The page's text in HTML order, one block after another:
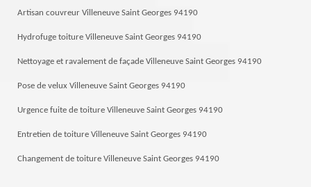
Artisan couvreur Villeneuve Saint Georges 94190
Hydrofuge toiture Villeneuve Saint Georges 94190
Nettoyage et ravalement de façade Villeneuve Saint Georges 94190
Pose de velux Villeneuve Saint Georges 94190
Urgence fuite de toiture Villeneuve Saint Georges 94190
Entretien de toiture Villeneuve Saint Georges 94190
Changement de toiture Villeneuve Saint Georges 94190